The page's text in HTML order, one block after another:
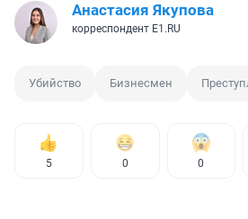
Анастасия Якупова
корреспондент E1.RU
Убийство Бизнесмен
5 0 0